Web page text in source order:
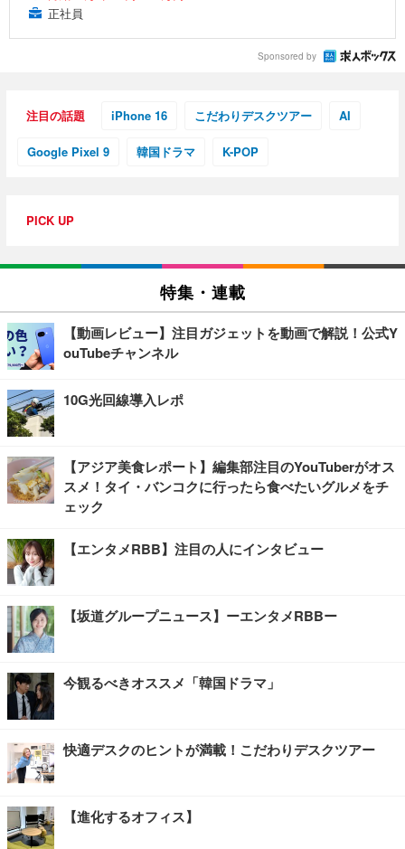
正社員
Sponsored by
注目の話題 iPhone 16 こだわりデスクツアー AI
Google Pixel 9 韓国ドラマ K-POP
PICK UP
特集・連載
【動画レビュー】注目ガジェットを動画で解説！公式Y
ouTubeチャンネル
10G光回線導入レポ
【アジア美食レポート】編集部注目のYouTuberがオス
スメ！タイ・バンコクに行ったら食べたいグルメをチ
ェック
【エンタメRBB】注目の人にインタビュー
【坂道グループニュース】ーエンタメRBBー
今観るべきオススメ「韓国ドラマ」
快適デスクのヒントが満載！こだわりデスクツアー
【進化するオフィス】